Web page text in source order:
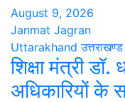
August 9, 2026
Janmat Jagran
Uttarakhand उत्तराखण्ड
शिक्षा मंत्री
अधिकारियों के